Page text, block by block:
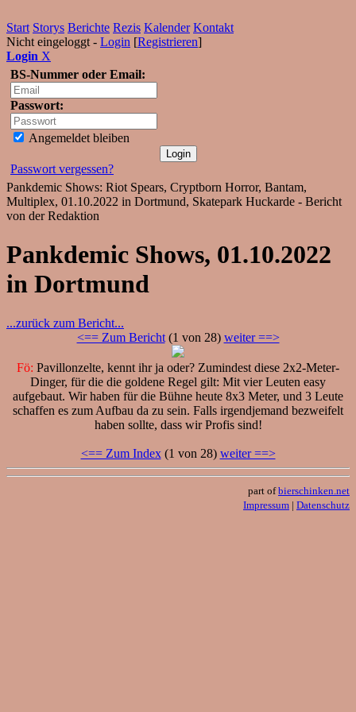
Start Storys Berichte Rezis Kalender Kontakt
Nicht eingeloggt - Login [Registrieren]
Login X
BS-Nummer oder Email:
Passwort:
Angemeldet bleiben
Passwort vergessen?
Pankdemic Shows: Riot Spears, Cryptborn Horror, Bantam,
Multiplex, 01.10.2022 in Dortmund, Skatepark Huckarde - Bericht
von der Redaktion
Pankdemic Shows, 01.10.2022
in Dortmund
...zurück zum Bericht...
<== Zum Bericht(1 von 28) weiter ==>
Fö: Pavillonzelte, kennt ihr ja oder? Zumindest diese 2x2-Meter-
Dinger, für die die goldene Regel gilt: Mit vier Leuten easy
aufgebaut. Wir haben für die Bühne heute 8x3 Meter, und 3 Leute
schaffen es zum Aufbau da zu sein. Falls irgendjemand bezweifelt
haben sollte, dass wir Profis sind!
<== Zum Index(1 von 28) weiter ==>
part ofbierschinken.net
Impressum | Datenschutz